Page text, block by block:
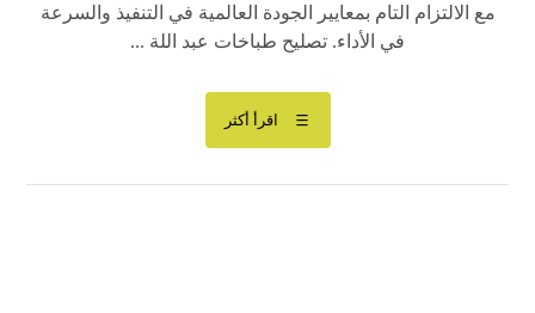
مع الالتزام التام بمعايير الجودة العالمية في التنفيذ والسرعة
في الأداء. تصليح طباخات عبد اللة ...
اقرأ أكثر